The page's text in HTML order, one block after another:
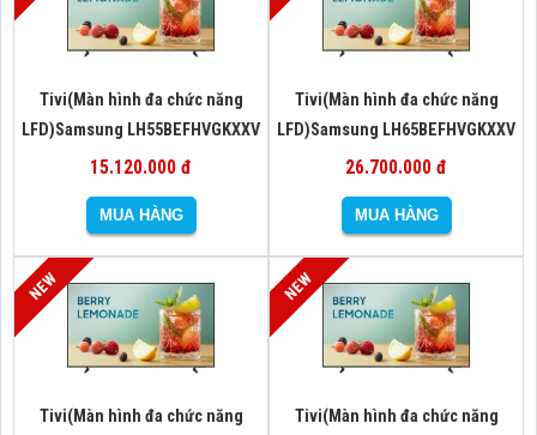
Tivi(Màn hình đa chức năng
LFD)Samsung LH55BEFHVGKXXV
15.120.000 đ
Tivi(Màn hình đa chức năng
LFD)Samsung LH65BEFHVGKXXV
26.700.000 đ
Tivi(Màn hình đa chức năng
Tivi(Màn hình đa chức năng